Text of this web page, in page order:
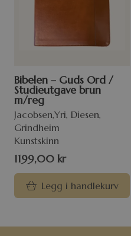
Bibelen – Guds Ord /
Studieutgave brun
m/reg
Jacobsen,Yri, Diesen,
Grindheim
Kunstskinn
1199,00 kr
Legg i handlekurv